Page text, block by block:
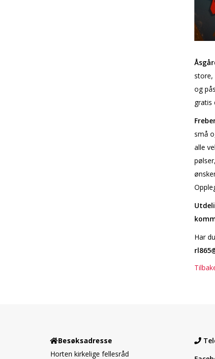
store,
og
gratis
små
alle
Har
Besøksadresse
Horten kirkelige fellesråd